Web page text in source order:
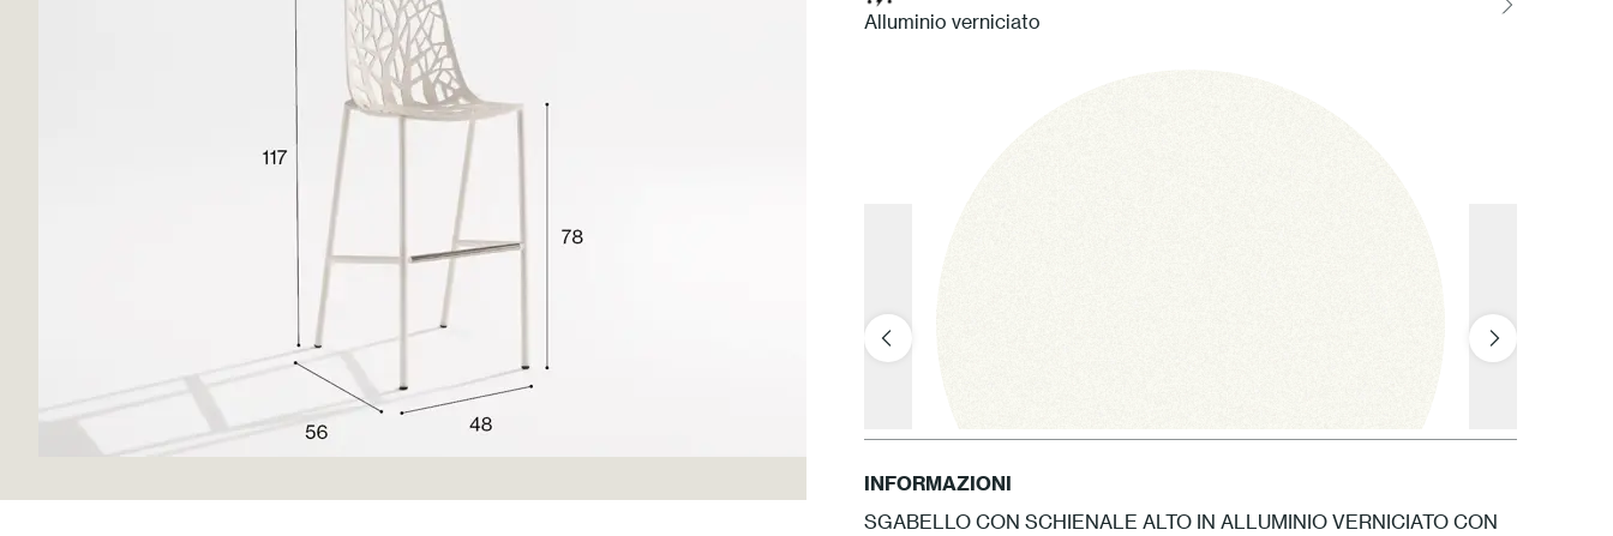
Alluminio verniciato
INFORMAZIONI
SGABELLO CON SCHIENALE ALTO IN ALLUMINIO VERNICIATO CON